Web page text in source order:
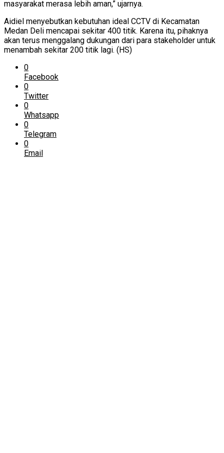
masyarakat merasa lebih aman,” ujarnya.
Aidiel menyebutkan kebutuhan ideal CCTV di Kecamatan
Medan Deli mencapai sekitar 400 titik. Karena itu, pihaknya
akan terus menggalang dukungan dari para stakeholder untuk
menambah sekitar 200 titik lagi. (HS)
0
Facebook
0
Twitter
0
Whatsapp
0
Telegram
0
Email